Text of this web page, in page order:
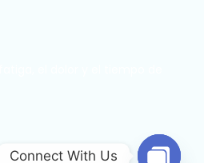
Connect With Us